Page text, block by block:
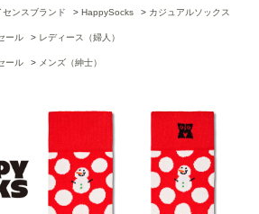
センスブランド HappySocks カジュアルソックス
ール レディース（婦人）
ール メンズ（紳士）